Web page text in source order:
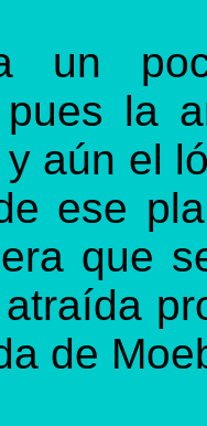
un
pues la
aún el
ese
que
de